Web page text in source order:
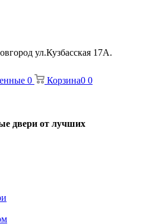
ул.Кузбасская 17А.
0 Корзина0 0
двери от лучших